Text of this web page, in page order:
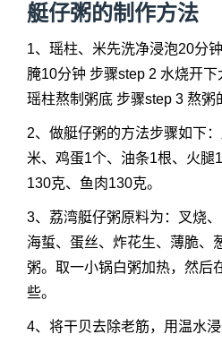
艇仔粥的制作方法
1、瑶柱、米先洗净浸泡20分
腌10分钟 步骤step 2 水烧开
瑶柱熬制粥底 步骤step 3 熬粥
2、做艇仔粥的方法步骤如下
米、鸡蛋1个、油条1根、火腿
130克、鱼肉130克。
3、荔湾艇仔粥原料为：叉烧
海蜇、蛋丝、炸花生、薄脆、
粥。取一小锅白粥加热，然后
些。
4、将干贝去除老筋，用温水